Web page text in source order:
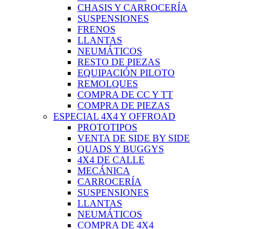
CHASIS Y CARROCERÍA
SUSPENSIONES
FRENOS
LLANTAS
NEUMÁTICOS
RESTO DE PIEZAS
EQUIPACIÓN PILOTO
REMOLQUES
COMPRA DE CC Y TT
COMPRA DE PIEZAS
ESPECIAL 4X4 Y OFFROAD
PROTOTIPOS
VENTA DE SIDE BY SIDE
QUADS Y BUGGYS
4X4 DE CALLE
MECÁNICA
CARROCERÍA
SUSPENSIONES
LLANTAS
NEUMÁTICOS
COMPRA DE 4X4